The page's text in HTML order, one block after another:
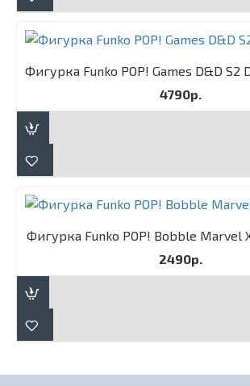
4790р.
Фигурка Funko POP! Bobble Marvel
2490р.